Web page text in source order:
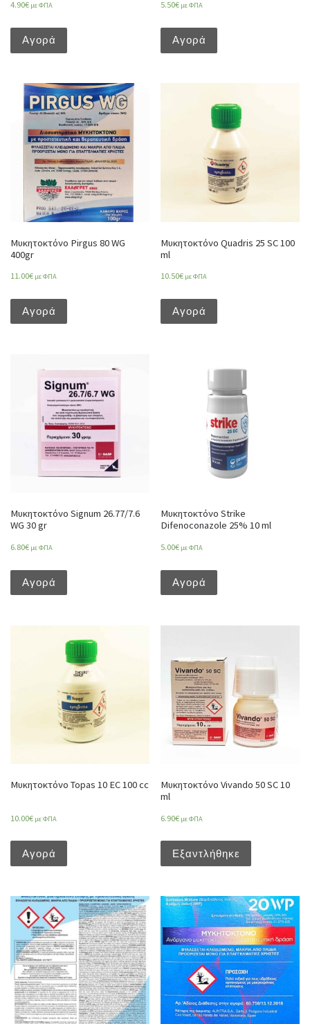
4.90€ με ΦΠΑ
Αγορά
5.50€ με ΦΠΑ
Αγορά
Μυκητοκτόνο Pirgus 80 WG
400gr
11.00€ με ΦΠΑ
Αγορά
Μυκητοκτόνο Quadris 25 SC 100
ml
10.50€ με ΦΠΑ
Αγορά
Μυκητοκτόνο Signum 26.77/7.6
WG 30 gr
6.80€ με ΦΠΑ
Αγορά
Μυκητοκτόνο Strike
Difenoconazole 25% 10 ml
5.00€ με ΦΠΑ
Αγορά
Μυκητοκτόνο Topas 10 EC 100 cc
10.00€ με ΦΠΑ
Αγορά
Μυκητοκτόνο Vivando 50 SC 10
ml
6.90€ με ΦΠΑ
Εξαντλήθηκε